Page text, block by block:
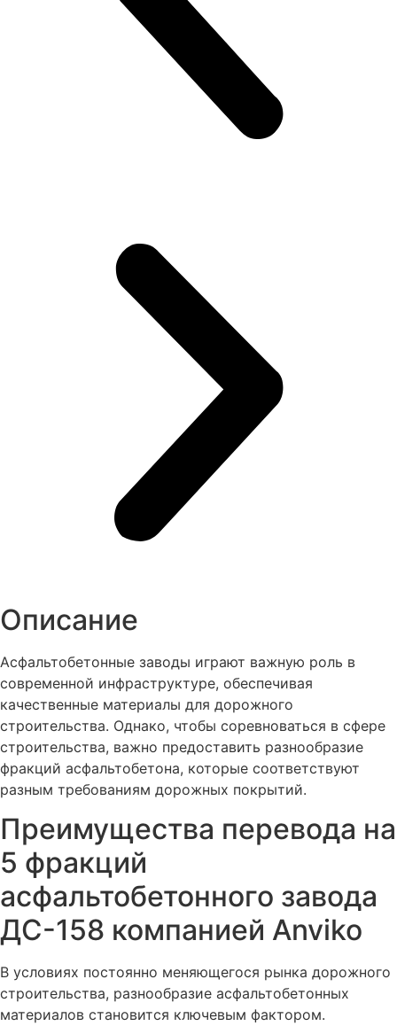
Описание
Асфальтобетонные заводы играют важную роль в
современной инфраструктуре, обеспечивая
качественные материалы для дорожного
строительства. Однако, чтобы соревноваться в сфере
строительства, важно предоставить разнообразие
фракций асфальтобетона, которые соответствуют
разным требованиям дорожных покрытий.
Преимущества перевода на
5 фракций
асфальтобетонного завода
ДС-158 компанией Anviko
В условиях постоянно меняющегося рынка дорожного
строительства, разнообразие асфальтобетонных
материалов становится ключевым фактором.